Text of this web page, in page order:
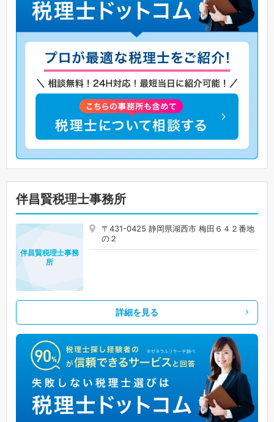
伴昌賢税理士事務所
〒431-0425 静岡県湖西市 梅田６４２番地
の２
伴昌賢税理士事務
所
詳細を見る